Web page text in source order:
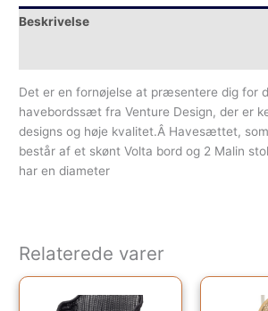
Beskrivelse
Det er en fornøjelse at præsentere dig for
havebordssæt fra Venture Design, der er
designs og høje kvalitet.Â Havesættet,
består af et skønt Volta bord og 2 Malin
har en diameter
Relaterede varer